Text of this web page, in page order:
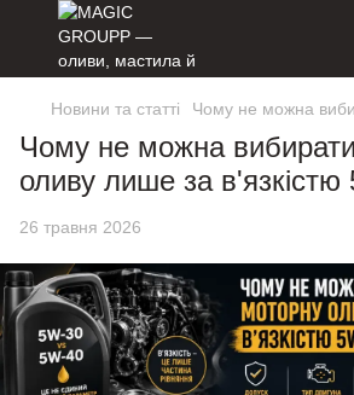
Новини та статті Чому не можна
Чому не можна
оливу лише за в'язкістю
26 травня 2026